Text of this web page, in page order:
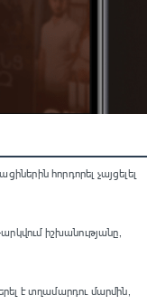
հորդորել չայցելել
իշխանությանը,
է տղամարդու մարմին,